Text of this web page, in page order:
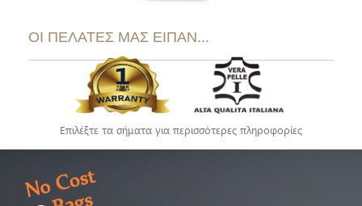
ΟΙ ΠΕΛΑΤΕΣ ΜΑΣ ΕΙΠΑΝ...
Επιλέξτε τα σήματα για περισσότερες πληροφορίες